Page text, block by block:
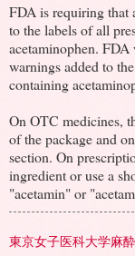
FDA is requiring that
to the labels of all
acetaminophen.
warnings added to
containing
On OTC medicines,
of the package and
section. On
ingredient or use a
"acetamin" or
東京女子医科大学麻